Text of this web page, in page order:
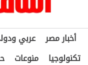
أخبار مصر عربي
تكنولوجيا
منوعات